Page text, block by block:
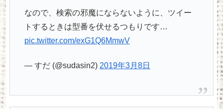
なので、検索の邪魔にならないように、ツイー
トするときは型番を伏せるつもりです…
pic.twitter.com/exG1Q6MmwV
— すだ (@sudasin2) 2019年3月8日